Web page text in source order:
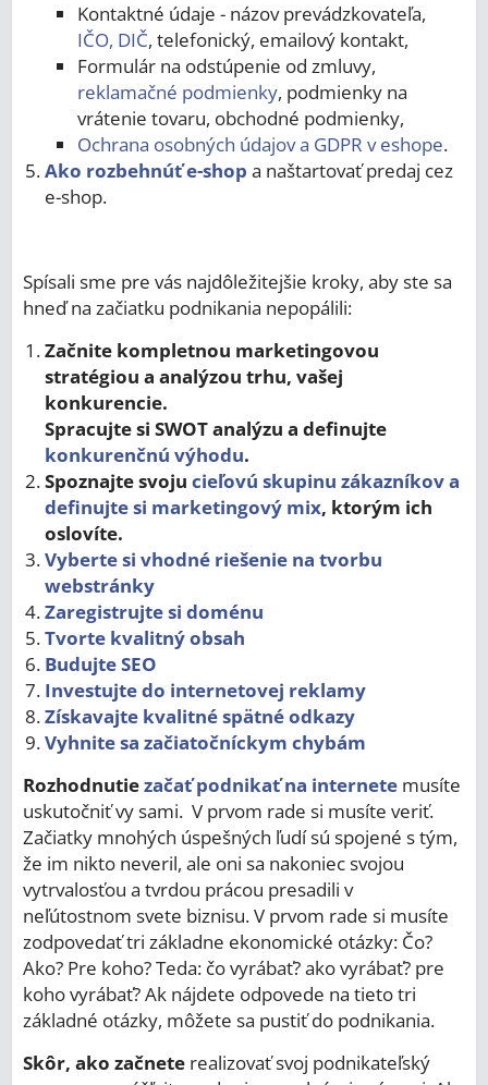
Kontaktné údaje - názov prevádzkovateľa,
IČO, DIČ, telefonický, emailový kontakt,
Formulár na odstúpenie od zmluvy,
reklamačné podmienky, podmienky na
vrátenie tovaru, obchodné podmienky,
Ochrana osobných údajov a GDPR v eshope.
Ako rozbehnúť e-shop a naštartovať predaj cez
e-shop.
Spísali sme pre vás najdôležitejšie kroky, aby ste sa
hneď na začiatku podnikania nepopálili:
Začnite kompletnou marketingovou
stratégiou a analýzou trhu, vašej
konkurencie.
Spracujte si SWOT analýzu a definujte
konkurenčnú výhodu.
Spoznajte svoju cieľovú skupinu zákazníkov a
definujte si marketingový mix, ktorým ich
oslovíte.
Vyberte si vhodné riešenie na tvorbu
webstránky
Zaregistrujte si doménu
Tvorte kvalitný obsah
Budujte SEO
Investujte do internetovej reklamy
Získavajte kvalitné spätné odkazy
Vyhnite sa začiatočníckym chybám
Rozhodnutiezačať podnikať na internete musíte
uskutočniť vy sami. V prvom rade si musíte veriť.
Začiatky mnohých úspešných ľudí sú spojené s tým,
že im nikto neveril, ale oni sa nakoniec svojou
vytrvalosťou a tvrdou prácou presadili v
neľútostnom svete biznisu. V prvom rade si musíte
zodpovedať tri základne ekonomické otázky: Čo?
Ako? Pre koho? Teda: čo vyrábať? ako vyrábať? pre
koho vyrábať? Ak nájdete odpovede na tieto tri
základné otázky, môžete sa pustiť do podnikania.
Skôr, ako začnete realizovať svoj podnikateľský